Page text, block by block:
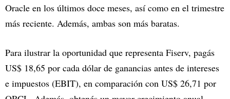
Oracle en los últimos doce meses, así como en el trimestre
más reciente. Además, ambas son más baratas.
Para ilustrar la oportunidad que representa Fiserv, pagás
US$ 18,65 por cada dólar de ganancias antes de intereses
e impuestos (EBIT), en comparación con US$ 26,71 por